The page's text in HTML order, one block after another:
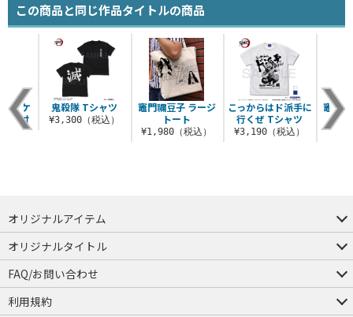
この商品と同じ作品タイトルの商品
竈門禰豆子 ラージ
トート
¥1,980（税込）
こっからはド派手に
行くぜ Tシャツ
¥3,190（税込）
竈門
れ 最
スケ
ン付
鬼殺隊 Tシャツ
¥3,300（税込）
オリジナルアイテム
つままれ
つかまれ
ピョコッテ
オリジナルタイトル
アイテムヤ
ミスカトニック大學購買部
FAQ/お問い合わせ
FAQ
お問い合わせ
利用規約